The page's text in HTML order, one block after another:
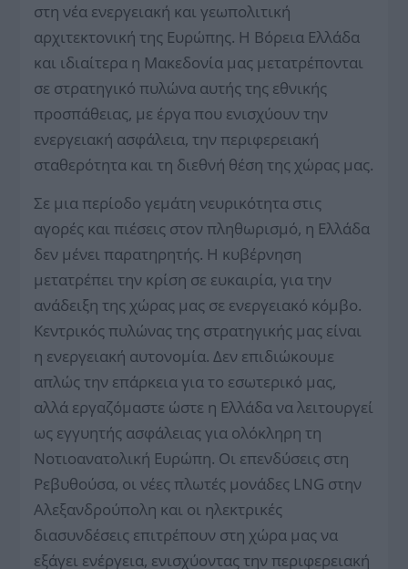
στη νέα ενεργειακή και γεωπολιτική
αρχιτεκτονική της Ευρώπης. Η Βόρεια Ελλάδα
και ιδιαίτερα η Μακεδονία μας μετατρέπονται
σε στρατηγικό πυλώνα αυτής της εθνικής
προσπάθειας, με έργα που ενισχύουν την
ενεργειακή ασφάλεια, την περιφερειακή
σταθερότητα και τη διεθνή θέση της χώρας μας.
Σε μια περίοδο γεμάτη νευρικότητα στις
αγορές και πιέσεις στον πληθωρισμό, η Ελλάδα
δεν μένει παρατηρητής. Η κυβέρνηση
μετατρέπει την κρίση σε ευκαιρία, για την
ανάδειξη της χώρας μας σε ενεργειακό κόμβο.
Κεντρικός πυλώνας της στρατηγικής μας είναι
η ενεργειακή αυτονομία. Δεν επιδιώκουμε
απλώς την επάρκεια για το εσωτερικό μας,
αλλά εργαζόμαστε ώστε η Ελλάδα να λειτουργεί
ως εγγυητής ασφάλειας για ολόκληρη τη
Νοτιοανατολική Ευρώπη. Οι επενδύσεις στη
Ρεβυθούσα, οι νέες πλωτές μονάδες LNG στην
Αλεξανδρούπολη και οι ηλεκτρικές
διασυνδέσεις επιτρέπουν στη χώρα μας να
εξάγει ενέργεια, ενισχύοντας την περιφερειακή